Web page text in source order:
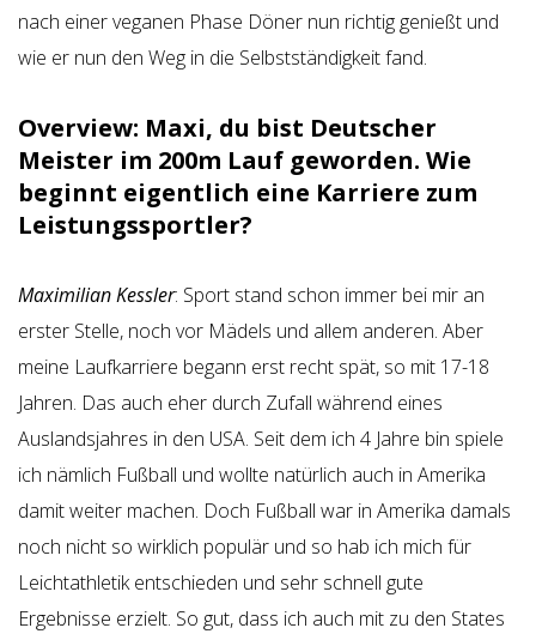
nach einer veganen Phase Döner nun richtig genießt und
wie er nun den Weg in die Selbstständigkeit fand.
Overview: Maxi, du bist Deutscher
Meister im 200m Lauf geworden. Wie
beginnt eigentlich eine Karriere zum
Leistungssportler?
Maximilian Kessler: Sport stand schon immer bei mir an
erster Stelle, noch vor Mädels und allem anderen. Aber
meine Laufkarriere begann erst recht spät, so mit 17-18
Jahren. Das auch eher durch Zufall während eines
Auslandsjahres in den USA. Seit dem ich 4 Jahre bin spiele
ich nämlich Fußball und wollte natürlich auch in Amerika
damit weiter machen. Doch Fußball war in Amerika damals
noch nicht so wirklich populär und so hab ich mich für
Leichtathletik entschieden und sehr schnell gute
Ergebnisse erzielt. So gut, dass ich auch mit zu den States